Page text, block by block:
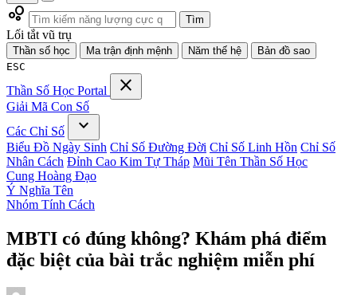
bubble_chart
Tìm
Lối tắt vũ trụ
Thần số học Ma trận định mệnh Năm thế hệ
Bản đồ sao
ESC
Thần Số Học Portal close
Giải Mã Con Số
Các Chỉ Số
expand_more
Biểu Đồ Ngày Sinh Chỉ Số Đường Đời Chỉ Số Linh Hồn Chỉ Số
Nhân Cách Đỉnh Cao Kim Tự Tháp Mũi Tên Thần Số Học
Cung Hoàng Đạo
Ý Nghĩa Tên
Nhóm Tính Cách
MBTI có đúng không? Khám phá điểm
đặc biệt của bài trắc nghiệm miễn phí